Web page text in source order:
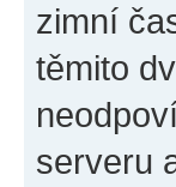
zimní
těmito
serveru